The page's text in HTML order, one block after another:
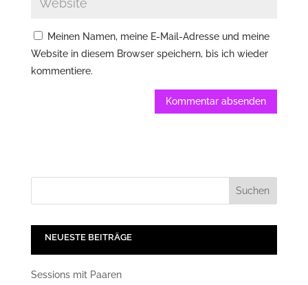
Meinen Namen, meine E-Mail-Adresse und meine
Website in diesem Browser speichern, bis ich wieder
kommentiere.
NEUESTE BEITRÄGE
Sessions mit Paaren